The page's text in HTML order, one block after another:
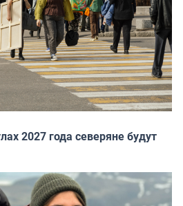
2027 года северяне будут